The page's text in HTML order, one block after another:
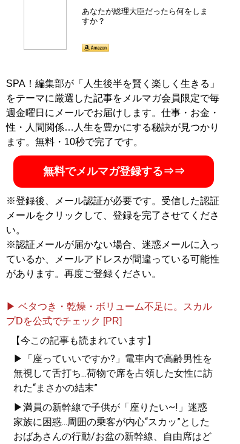
13歳からの「くにまもり」』など多数。ト
ランプ再来で揺れる世界を見通すための新章を追加した
増補版 嘘だらけの日米近現代史
『 増補版 嘘だらけの日
米近現代史 (扶桑社新
書)』
界を見通すための、日米
近現代史
記事一覧へ
あなたが総理大臣だったら何をしま
すか？
SPA！編集部が「人生後半を賢く楽しく生きる」
をテーマに厳選した記事をメルマガ会員限定で毎
週金曜日にメールでお届けします。仕事・お金・
性・人間関係…人生を豊かにする秘訣が見つかり
ます。無料・10秒で完了です。
無料でメルマガ登録する⇒⇒
※登録後、メール認証が必要です。受信した認証
メールをクリックして、登録を完了させてくださ
い。
※認証メールが届かない場合、迷惑メールに入っ
ているか、メールアドレスが間違っている可能性
があります。再度ご登録ください。
▶ ベタつき・乾燥・ボリューム不足に。スカル
プDを公式でチェック [PR]
【今この記事も読まれています】
▶「座っていいですか?」電車内で高齢男性を
無視して舌打ち...荷物で席を占領した女性に訪
れた“まさかの結末”
▶満員の新幹線で子供が「座りたい~!」迷惑
家族に困惑...周囲の乗客が内心“スカッ”とした
おばあさんの行動/お盆の新幹線、自由席はど